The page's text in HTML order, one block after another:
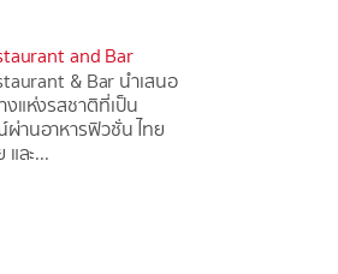
and Bar
& Bar นำเสนอ
งแห่งรสชาติที่เป็น
านอาหารฟิวชั่น ไทย
และ...